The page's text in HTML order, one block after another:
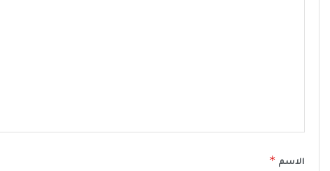
الاسم *